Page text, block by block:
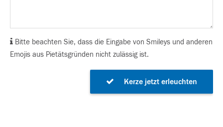
Bitte beachten Sie, dass die Eingabe von Smileys und anderen
Emojis aus Pietätsgründen nicht zulässig ist.
Kerze jetzt erleuchten